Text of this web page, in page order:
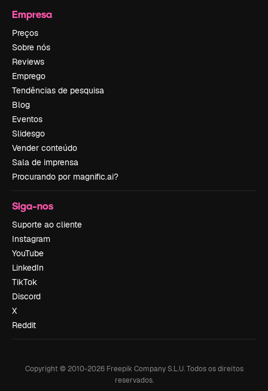
Empresa
Preços
Sobre nós
Reviews
Emprego
Tendências de pesquisa
Blog
Eventos
Slidesgo
Vender conteúdo
Sala de imprensa
Procurando por magnific.ai?
Siga-nos
Suporte ao cliente
Instagram
YouTube
LinkedIn
TikTok
Discord
X
Reddit
Copyright © 2010-2026Freepik Company S.L.U. Todos os direitos
reservados.